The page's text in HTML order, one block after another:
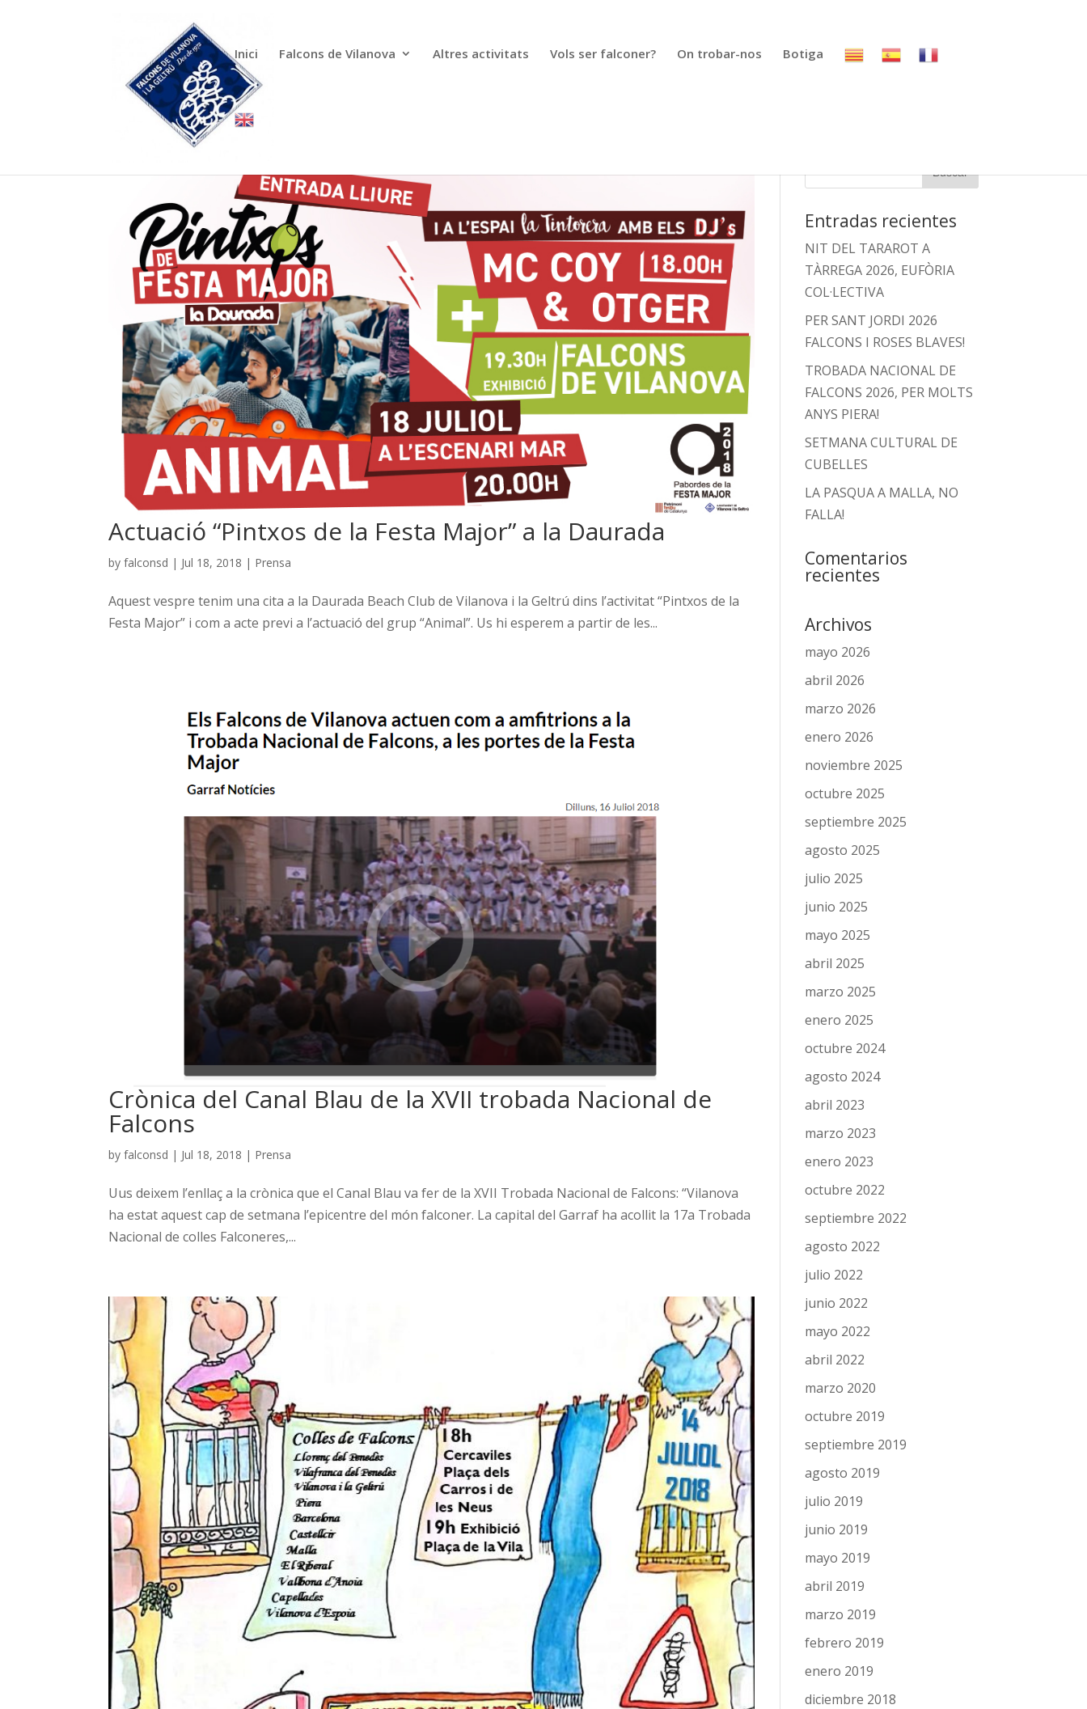
Inici Falcons de Vilanova Altres activitats Vols ser falconer? On trobar-nos Botiga
Actuació “Pintxos de la Festa Major” a la Daurada
byfalconsd | Jul 18, 2018 | Prensa
Aquest vespre tenim una cita a la Daurada Beach Club de Vilanova i la Geltrú dins l’activitat “Pintxos de la
Festa Major” i com a acte previ a l’actuació del grup “Animal”. Us hi esperem a partir de les...
Crònica del Canal Blau de la XVII trobada Nacional de
Falcons
byfalconsd | Jul 18, 2018 | Prensa
Uus deixem l’enllaç a la crònica que el Canal Blau va fer de la XVII Trobada Nacional de Falcons: “Vilanova
ha estat aquest cap de setmana l’epicentre del món falconer. La capital del Garraf ha acollit la 17a Trobada
Nacional de colles Falconeres,...
Entradas recientes
NIT DEL TARAROT A
TÀRREGA 2026, EUFÒRIA
COL·LECTIVA
PER SANT JORDI 2026
FALCONS I ROSES BLAVES!
TROBADA NACIONAL DE
FALCONS 2026, PER MOLTS
ANYS PIERA!
SETMANA CULTURAL DE
CUBELLES
LA PASQUA A MALLA, NO
FALLA!
Comentarios
recientes
Archivos
mayo 2026
abril 2026
marzo 2026
enero 2026
noviembre 2025
octubre 2025
septiembre 2025
agosto 2025
julio 2025
junio 2025
mayo 2025
abril 2025
marzo 2025
enero 2025
octubre 2024
agosto 2024
abril 2023
marzo 2023
enero 2023
octubre 2022
septiembre 2022
agosto 2022
julio 2022
junio 2022
mayo 2022
abril 2022
marzo 2020
octubre 2019
septiembre 2019
agosto 2019
julio 2019
junio 2019
mayo 2019
abril 2019
marzo 2019
febrero 2019
enero 2019
diciembre 2018